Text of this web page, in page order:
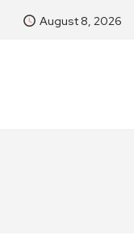
August 8, 2026